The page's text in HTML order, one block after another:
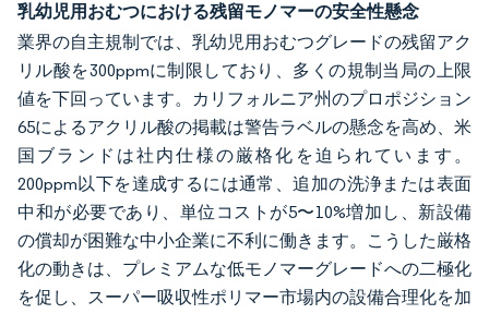
乳幼児用おむつにおける残留モノマーの安全性懸念
業界の自主規制では、乳幼児用おむつグレードの残留アク
リル酸を300ppmに制限しており、多くの規制当局の上限
値を下回っています。カリフォルニア州のプロポジション
65によるアクリル酸の掲載は警告ラベルの懸念を高め、米
国ブランドは社内仕様の厳格化を迫られています。
200ppm以下を達成するには通常、追加の洗浄または表面
中和が必要であり、単位コストが5〜10%増加し、新設備
の償却が困難な中小企業に不利に働きます。こうした厳格
化の動きは、プレミアムな低モノマーグレードへの二極化
を促し、スーパー吸収性ポリマー市場内の設備合理化を加